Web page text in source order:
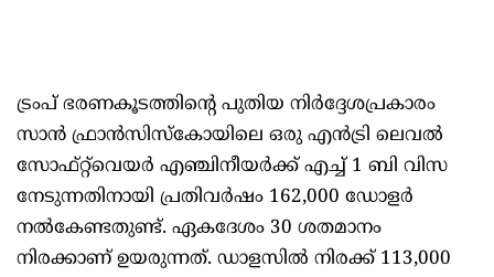
ട്രംപ് ഭരണകൂടത്തിന്റെ പുതിയ നിർദ്ദേശപ്രകാരം
സാൻ ഫ്രാൻസിസ്കോയിലെ ഒരു എൻട്രി ലെവൽ
സോഫ്റ്റ്‌വെയർ എഞ്ചിനീയർക്ക് എച്ച് 1 ബി വിസ
നേടുന്നതിനായി പ്രതിവർഷം 162,000 ഡോളർ
നൽകേണ്ടതുണ്ട്. ഏകദേശം 30 ശതമാനം
നിരക്കാണ് ഉയരുന്നത്. ഡാളസിൽ നിരക്ക് 113,000